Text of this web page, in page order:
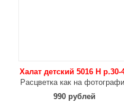
Халат детский 5016 Н р.30-
Расцветка как на
990 рублей